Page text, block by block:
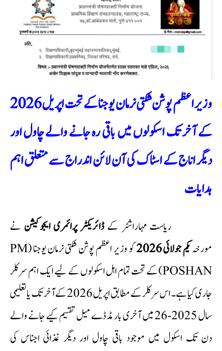
وزیر اعظم پوشن شکتی نرمان یوجنا کے تحت اپریل 2026
کے آخر تک اسکولوں میں باقی رہ جانے والے چاول اور
دیگر اناج کے اسٹاک کی آن لائن اندراج سے متعلق اہم
ہدایات
ریاست مہاراشٹر کےڈائریکٹر پرائمری ایجوکیشن نے
مورخہیکم جولائی 2026
کو وزیر اعظم پوشن شکتی نرمان یوجنا (PM
POSHAN) کے تحت تمام اہل اسکولوں کے لیے ایک اہم سرکلر
جاری کیا ہے۔ اس سرکلر کے مطابق اپریل 2026 کے آخر تک یا تعلیمی
سال 2025-26 میں آخری بار مڈ ڈے میل تقسیم کیے جانے والے
دن تک اسکول میں موجود باقی چاول اور دیگر غذائی اجناس کی